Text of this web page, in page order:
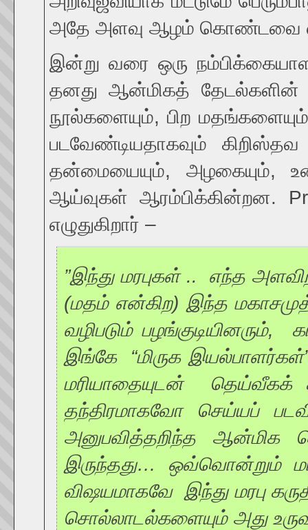
அதே அளவு ஆழம் கொண்டவை
இன்று வரை ஒரு
தனது ஆன்மிகத் தேடல்களின்
நூல்களையும், பிற
படவேண்டியதாகவும்
தன்மையையும், அழகையும்,
ஆய்வுகள் ஆரம்பிக்கின்றன.
எழுதுகிறார் –
”இந்து மரபுகள் .. எந்த
(மதம் என்கிற) இந்த
வழிபடும்
இங்கே “மிருக
மரியாதையுடன் தெய்வீகக்
தந்திரமாகவோ செய்யப்
அனுபவித்தறிந்த ஆன்மிக
இருந்தது… ஒவ்வொன்றும்
விஷயமாகவே இந்து மரபு
சொல்லாடல்களையும் அது